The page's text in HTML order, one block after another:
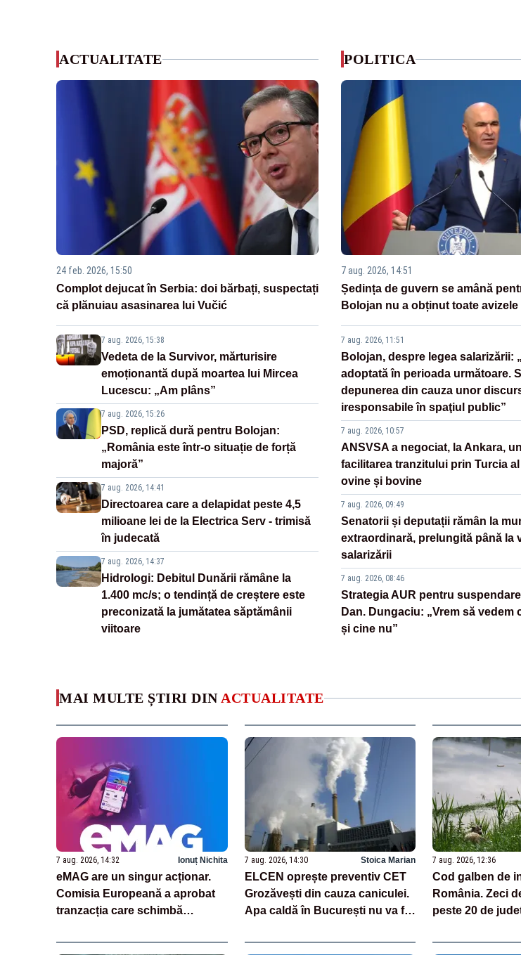
ACTUALITATE
24 feb. 2026, 15:50
Complot dejucat în Serbia: doi bărbați, suspectați
că plănuiau asasinarea lui Vučić
7 aug. 2026, 15:38
Vedeta de la Survivor, mărturisire
emoționantă după moartea lui Mircea
Lucescu: „Am plâns”
7 aug. 2026, 15:26
PSD, replică dură pentru Bolojan:
„România este într-o situație de forță
majoră”
7 aug. 2026, 14:41
Directoarea care a delapidat peste 4,5
milioane lei de la Electrica Serv - trimisă
în judecată
7 aug. 2026, 14:37
Hidrologi: Debitul Dunării rămâne la
1.400 mc/s; o tendință de creștere este
preconizată la jumătatea săptămânii
viitoare
POLITICA
7 aug. 2026, 14:51
Ședința de guvern se amână
Bolojan nu a obținut toate avizele
7 aug. 2026, 11:51
Bolojan, despre legea salarizării:
adoptată în perioada următoare.
depunerea din cauza unor
iresponsabile în spaţiul public”
7 aug. 2026, 10:57
ANSVSA a negociat, la Ankara,
facilitarea tranzitului prin Turcia
ovine și bovine
7 aug. 2026, 09:49
Senatorii și deputații rămân la
extraordinară, prelungită până la
salarizării
7 aug. 2026, 08:46
Strategia AUR pentru
Dan. Dungaciu: „Vrem să vedem
și cine nu”
MAI MULTE ȘTIRI DIN ACTUALITATE
7 aug. 2026, 14:32 Ionuț Nichita
eMAG are un singur acționar.
Comisia Europeană a aprobat
tranzacția care schimbă
7 aug. 2026, 14:30 Stoica Marian
ELCEN oprește preventiv CET
Grozăvești din cauza caniculei.
Apa caldă în București nu va fi
7 aug. 2026, 12:36
Cod galben de
România. Zeci
peste 20 de